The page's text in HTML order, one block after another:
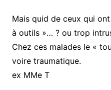
Mais quid de ceux qui
à outils »… ? ou trop
Chez ces malades le «
voire traumatique.
ex MMe T